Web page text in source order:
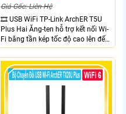
Giá Gốc: Liên Hệ
🎞 USB WiFi TP-Link ArchER T5U
Plus Hai Ăng-ten hỗ trợ kết nối Wi-
Fi băng tần kép tốc độ cao lên đến
1300 Mbps. Hai ăng-ten ngoài kết
hợp công nghệ Beamforming giúp
tăng cường tín hiệu và vùng phủ
sóng. USB 3.0 cho tốc độ truyền dữ
và cài đặt dễ dàng không cần đĩa